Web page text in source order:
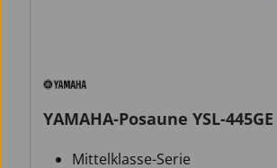
YAMAHA-Posaune YSL-445GE
Mittelklasse-Serie